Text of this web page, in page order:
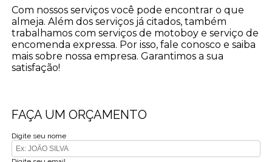
Com nossos serviços você pode encontrar o que
almeja. Além dos serviços já citados, também
trabalhamos com serviços de motoboy e serviço de
encomenda expressa. Por isso, fale conosco e saiba
mais sobre nossa empresa. Garantimos a sua
satisfação!
FAÇA UM ORÇAMENTO
Digite seu nome